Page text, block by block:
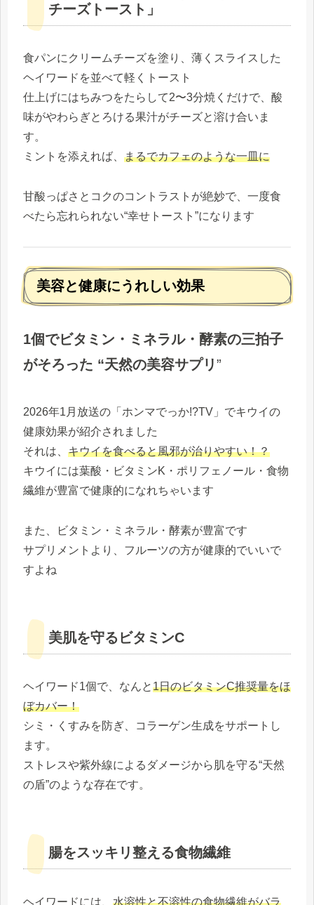
チーズトースト」
食パンにクリームチーズを塗り、薄くスライスした
ヘイワードを並べて軽くトースト
仕上げにはちみつをたらして2〜3分焼くだけで、酸
味がやわらぎとろける果汁がチーズと溶け合いま
す。
ミントを添えれば、 まるでカフェのような一皿に
甘酸っぱさとコクのコントラストが絶妙で、一度食
べたら忘れられない“幸せトースト”になります
美容と健康にうれしい効果
1個でビタミン・ミネラル・酵素の三拍子
がそろった “天然の美容サプリ”
2026年1月放送の「ホンマでっか!?TV」でキウイの
健康効果が紹介されました
それは、 キウイを食べると風邪が治りやすい！？
キウイには葉酸・ビタミンK・ポリフェノール・食物
繊維が豊富で健康的になれちゃいます
また、ビタミン・ミネラル・酵素が豊富です
サプリメントより、フルーツの方が健康的でいいで
すよね
美肌を守るビタミンC
ヘイワード1個で、なんと1日のビタミンC推奨量をほ
ぼカバー！
シミ・くすみを防ぎ、コラーゲン生成をサポートし
ます。
ストレスや紫外線によるダメージから肌を守る“天然
の盾”のような存在です。
腸をスッキリ整える食物繊維
ヘイワードには、 水溶性と不溶性の食物繊維がバラ